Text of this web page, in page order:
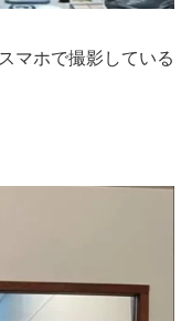
マホで撮影している